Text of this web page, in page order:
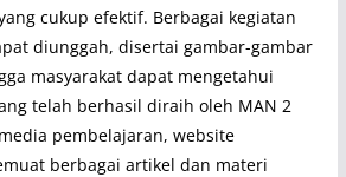
cukup efektif. Berbagai kegiatan
diunggah, disertai gambar-gambar
masyarakat dapat mengetahui
telah berhasil diraih oleh MAN 2
pembelajaran, website
berbagai artikel dan materi